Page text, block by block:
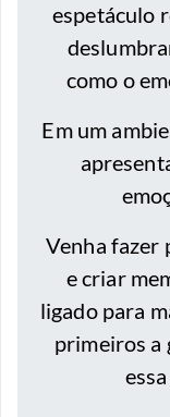
espetáculo
como o
Em um
Venha fazer
e criar
ligado para
primeiros a